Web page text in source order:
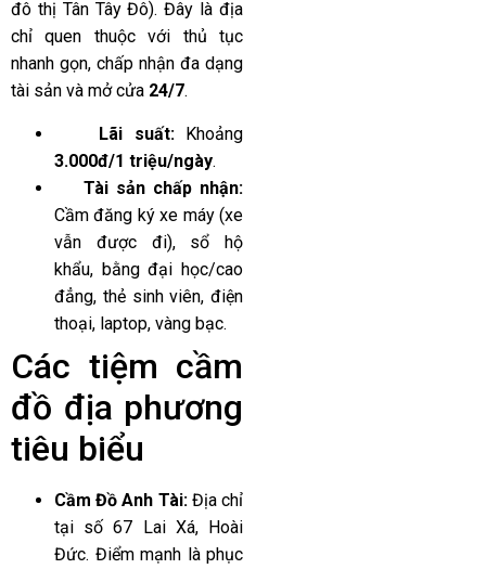
đô thị Tân Tây Đô). Đây là địa
chỉ quen thuộc với thủ tục
nhanh gọn, chấp nhận đa dạng
tài sản và mở cửa 24/7.
Lãi suất:Khoảng
3.000đ/1 triệu/ngày.
Tài sản chấp nhận:
Cầm đăng ký xe máy (xe
vẫn được đi), sổ hộ
khẩu, bằng đại học/cao
đẳng, thẻ sinh viên, điện
thoại, laptop, vàng bạc.
Các tiệm cầm
đồ địa phương
tiêu biểu
Cầm Đồ Anh Tài:Địa chỉ
tại số 67 Lai Xá, Hoài
Đức. Điểm mạnh là phục